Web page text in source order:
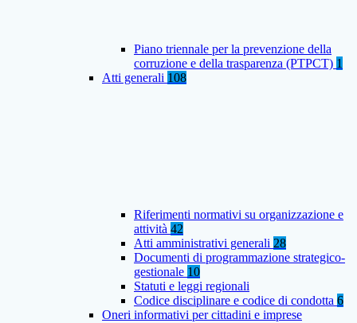
Piano triennale per la prevenzione della
corruzione e della trasparenza (PTPCT) 1
Atti generali 108
Riferimenti normativi su organizzazione e
attività 42
Atti amministrativi generali 28
Documenti di programmazione strategico-
gestionale 10
Statuti e leggi regionali
Codice disciplinare e codice di condotta 6
Oneri informativi per cittadini e imprese